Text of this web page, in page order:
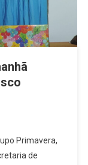
Primavera,
de